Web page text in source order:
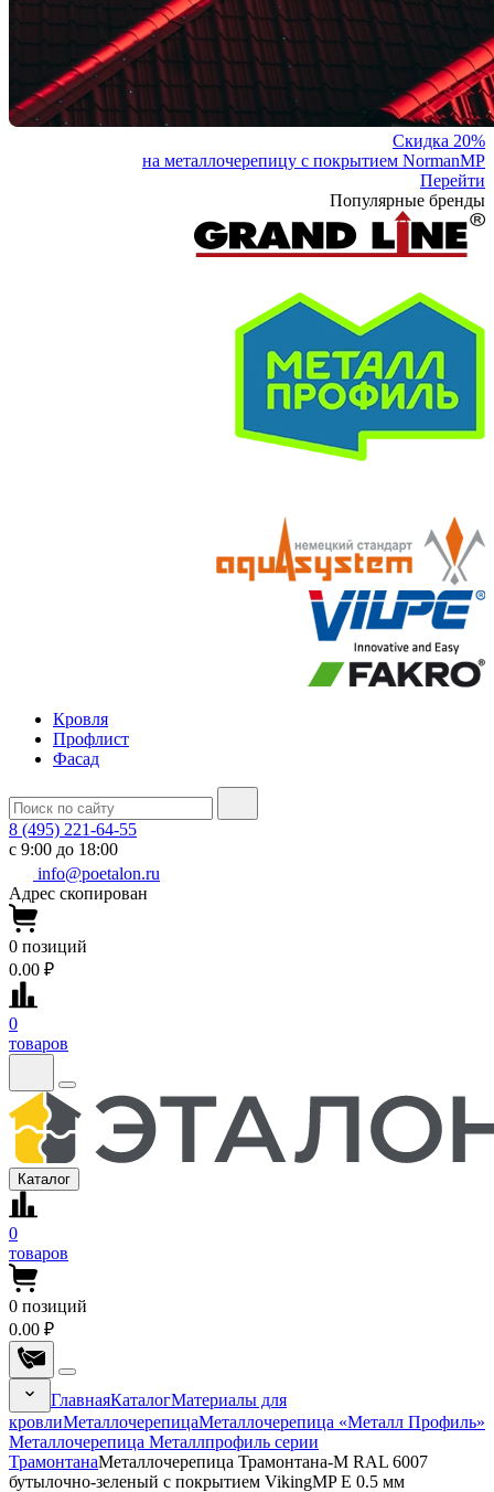
Скидка 20%
на металлочерепицу с покрытием NormanMP
Перейти
Популярные бренды
Кровля
Профлист
Фасад
8 (495) 221-64-55
с 9:00 до 18:00
info@poetalon.ru
Адрес скопирован
0 позиций
0.00 ₽
0
товаров
Каталог
0
товаров
0 позиций
0.00 ₽
ГлавнаяКаталогМатериалы для
кровлиМеталлочерепицаМеталлочерепица «Металл Профиль»
Металлочерепица Металлпрофиль серии
ТрамонтанаМеталлочерепица Трамонтана-M RAL 6007
бутылочно-зеленый с покрытием VikingMP E 0.5 мм